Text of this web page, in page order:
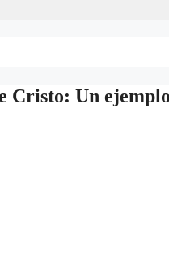
Cristo: Un